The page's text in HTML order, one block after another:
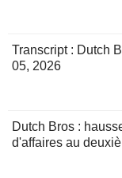
Transcript : Dutch
05, 2026
Dutch Bros :
d'affaires au